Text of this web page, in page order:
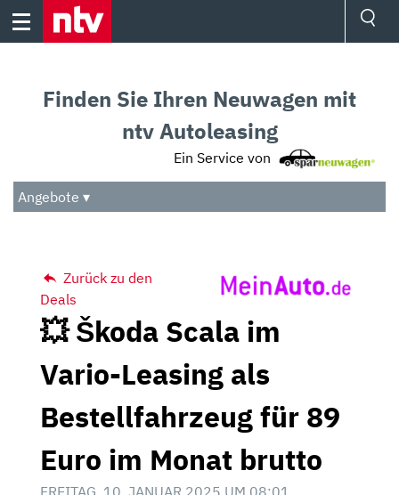
Skip
Audio
Das Beste
Finden Sie Ihren Neuwagen mit
ntv Autoleasing
Ein Service von
Angebote ▾
Zurück zu den
Deals
💥 Škoda Scala im
Vario-Leasing als
Bestellfahrzeug für 89
Euro im Monat brutto